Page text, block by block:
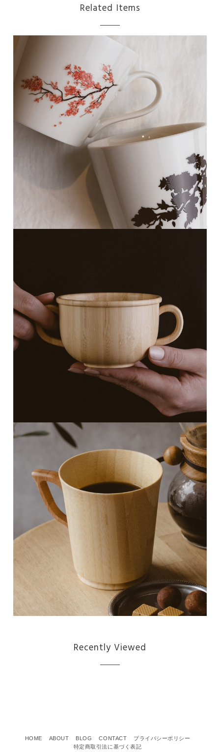
Related Items
Recently Viewed
HOME ABOUT BLOG CONTACT
プライバシーポリシー
特定商取引法に基づく表記